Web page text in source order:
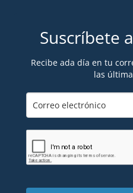
Suscríbete
Recibe ada día en tu
las